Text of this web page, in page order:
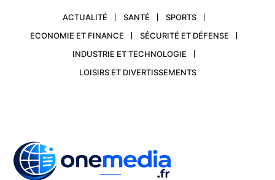
ACTUALITÉ SANTÉ
SPORTS
ECONOMIE ET FINANCE
SÉCURITÉ ET DÉFENSE
INDUSTRIE ET TECHNOLOGIE
LOISIRS ET DIVERTISSEMENTS